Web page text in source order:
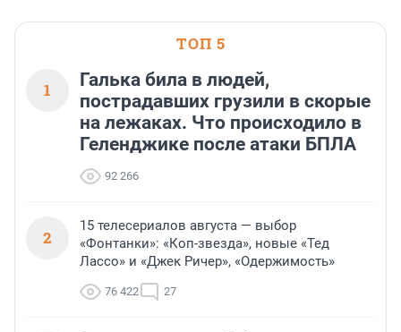
области».
ТОП 5
1
Галька била в людей,
пострадавших грузили в скорые
на лежаках. Что происходило в
Геленджике после атаки БПЛА
92 266
2
15 телесериалов августа — выбор
«Фонтанки»: «Коп-звезда», новые «Тед
Лассо» и «Джек Ричер», «Одержимость»
76 422 27